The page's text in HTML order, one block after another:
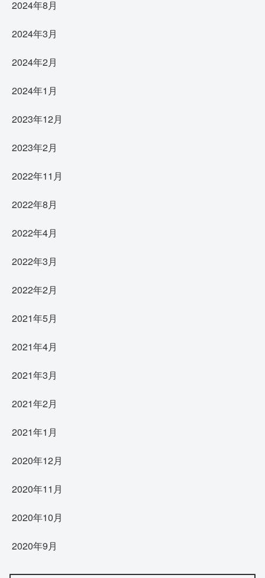
2024年8月
2024年3月
2024年2月
2024年1月
2023年12月
2023年2月
2022年11月
2022年8月
2022年4月
2022年3月
2022年2月
2021年5月
2021年4月
2021年3月
2021年2月
2021年1月
2020年12月
2020年11月
2020年10月
2020年9月